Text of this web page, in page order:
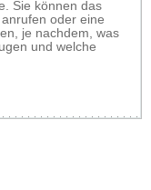
Sie können das
oder eine
je nachdem, was
und welche